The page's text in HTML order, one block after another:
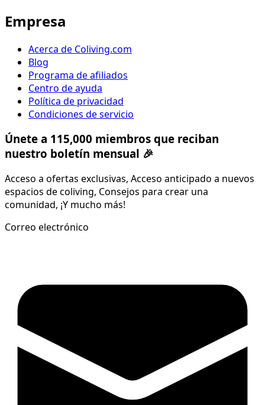
Empresa
Acerca de Coliving.com
Blog
Programa de afiliados
Centro de ayuda
Política de privacidad
Condiciones de servicio
Únete a 115,000 miembros que reciban
nuestro boletín mensual 🎉
Acceso a ofertas exclusivas, Acceso anticipado a nuevos
espacios de coliving, Consejos para crear una
comunidad, ¡Y mucho más!
Correo electrónico